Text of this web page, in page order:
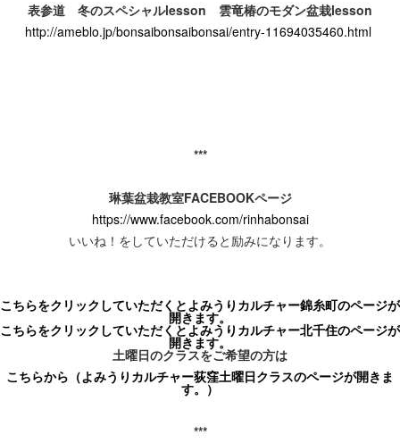
表参道 冬のスペシャルlesson 雲竜椿のモダン盆栽lesson
http://ameblo.jp/bonsaibonsaibonsai/entry-11694035460.html
***
琳葉盆栽教室FACEBOOKページ
https://www.facebook.com/rinhabonsai
いいね！をしていただけると励みになります。
こちらをクリックしていただくとよみうりカルチャー錦糸町のページが
開きます。
こちらをクリックしていただくとよみうりカルチャー北千住のページが
開きます。
土曜日のクラスをご希望の方は
こちらから（よみうりカルチャー荻窪土曜日クラスのページが開きま
す。）
***